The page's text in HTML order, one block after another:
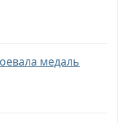
медаль